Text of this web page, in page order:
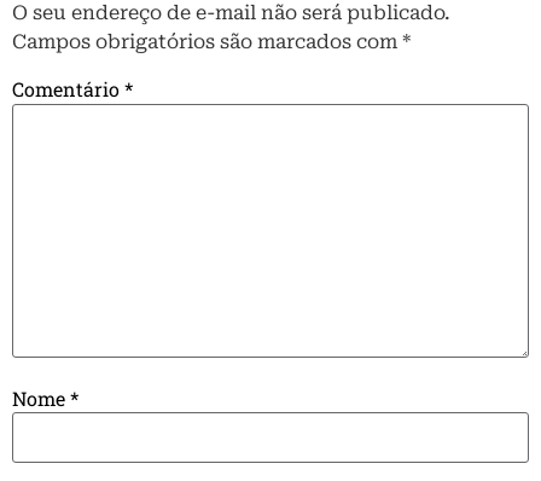
O seu endereço de e-mail não será publicado.
Campos obrigatórios são marcados com *
Comentário*
Nome*